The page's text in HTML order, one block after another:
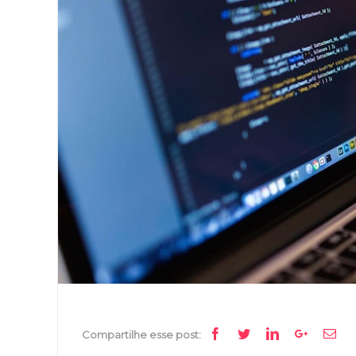
Compartilhe esse post: Facebook
TwitterLinkedinGoogle+